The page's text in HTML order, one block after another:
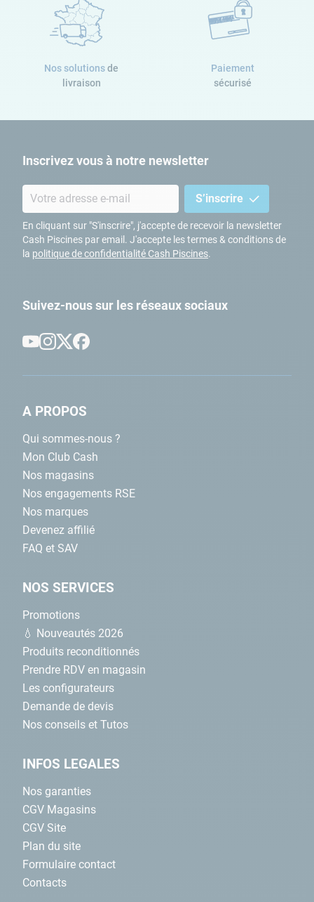
Nos solutionsde
livraison
Paiement
sécurisé
Inscrivez vous à notre newsletter
S’inscrire
En cliquant sur "S'inscrire", j'accepte de recevoir la newsletter
Cash Piscines par email. J'accepte les termes & conditions de
la politique de confidentialité Cash Piscines.
Suivez-nous sur les réseaux sociaux
A PROPOS
Qui sommes-nous ?
Mon Club Cash
Nos magasins
Nos engagements RSE
Nos marques
Devenez affilié
FAQ et SAV
NOS SERVICES
Promotions
💧 Nouveautés 2026
Produits reconditionnés
Prendre RDV en magasin
Les configurateurs
Demande de devis
Nos conseils et Tutos
INFOS LEGALES
Nos garanties
CGV Magasins
CGV Site
Plan du site
Formulaire contact
Contacts